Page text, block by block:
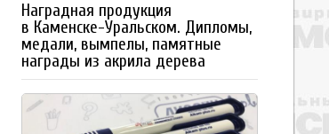
Наградная продукция
в Каменске-Уральском. Дипломы,
медали, вымпелы, памятные
награды из акрила дерева